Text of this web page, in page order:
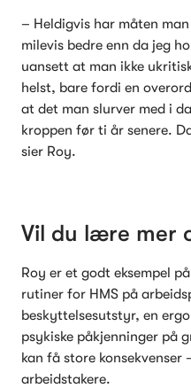
– Heldigvis har måten
milevis bedre enn da jeg
uansett at man ikke
helst, bare fordi en
at det man slurver med i
kroppen før ti år senere.
sier Roy.
Vil du lære mer
Roy er et godt eksempel
rutiner for HMS på
beskyttelsesutstyr, en
psykiske påkjenninger på
kan få store
arbeidstakere.